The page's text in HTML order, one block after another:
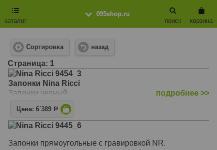
095shop.ru
каталог
корзина
поиск
Сортировка назад
Cтраница: 1
Nina Ricci 9454_3
Запонки Nina Ricci
Запонки черный
подробнее >>
Цена: 6`389 Р
Nina Ricci 9445_6
Запонки прямоугольные с гравировкой NR.